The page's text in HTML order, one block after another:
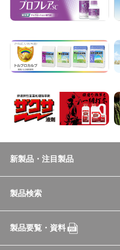
新製品・注目製品
製品検索
製品要覧・資料